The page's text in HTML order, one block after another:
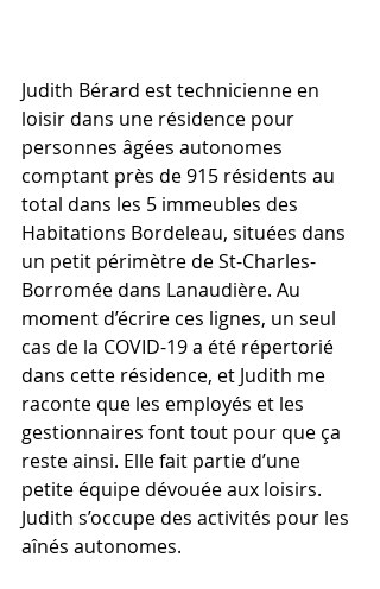
Judith Bérard est technicienne en
loisir dans une résidence pour
personnes âgées autonomes
comptant près de 915 résidents au
total dans les 5 immeubles des
Habitations Bordeleau, situées dans
un petit périmètre de St-Charles-
Borromée dans Lanaudière. Au
moment d’écrire ces lignes, un seul
cas de la COVID-19 a été répertorié
dans cette résidence, et Judith me
raconte que les employés et les
gestionnaires font tout pour que ça
reste ainsi. Elle fait partie d’une
petite équipe dévouée aux loisirs.
Judith s’occupe des activités pour les
aînés autonomes.